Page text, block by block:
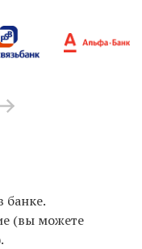
банке.
(вы можете